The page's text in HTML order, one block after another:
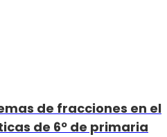
de fracciones en el
de 6º de primaria